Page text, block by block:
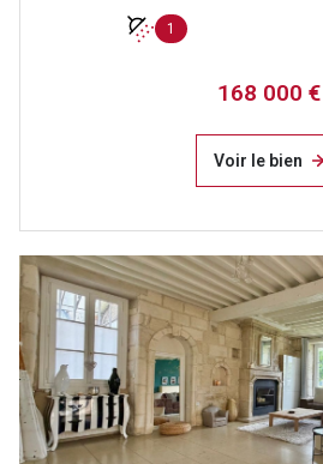
1
168 000 €
Voir le bien